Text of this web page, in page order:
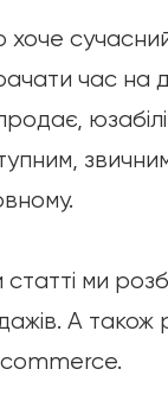
хоче
час на
статті ми
А також